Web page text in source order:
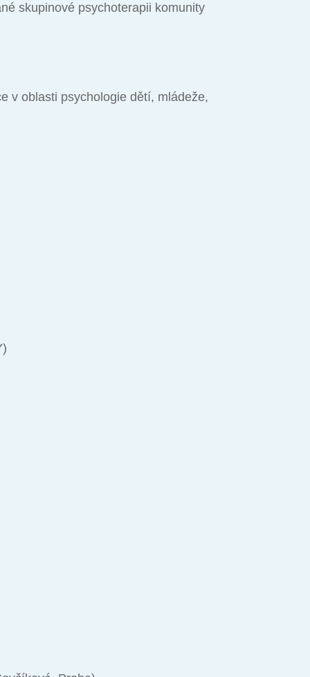
skupinové psychoterapii komunity
v oblasti psychologie dětí, mládeže,